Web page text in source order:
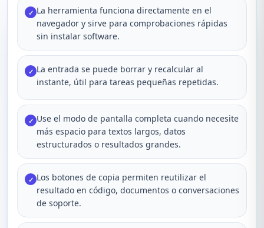
✓ La herramienta funciona directamente en el
navegador y sirve para comprobaciones rápidas
sin instalar software.
✓ La entrada se puede borrar y recalcular al
instante, útil para tareas pequeñas repetidas.
✓ Use el modo de pantalla completa cuando necesite
más espacio para textos largos, datos
estructurados o resultados grandes.
✓ Los botones de copia permiten reutilizar el
resultado en código, documentos o conversaciones
de soporte.